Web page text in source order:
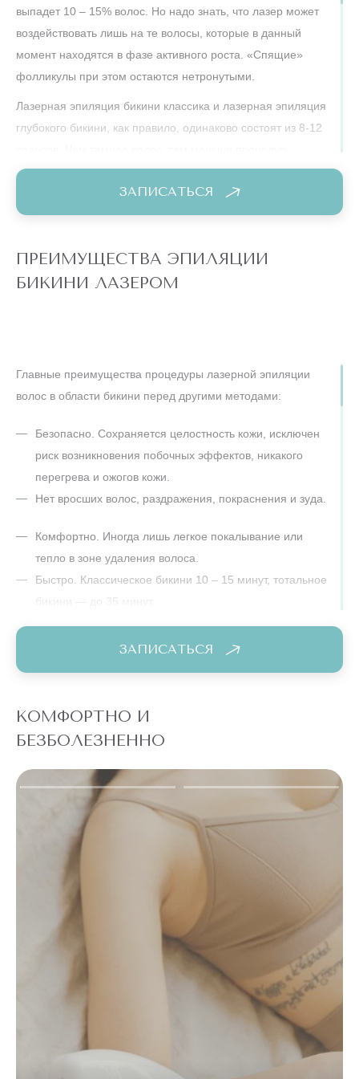
выпадет 10 – 15% волос. Но надо знать, что лазер может
воздействовать лишь на те волосы, которые в данный
момент находятся в фазе активного роста. «Спящие»
фолликулы при этом остаются нетронутыми.
Лазерная эпиляция бикини классика и лазерная эпиляция
глубокого бикини, как правило, одинаково состоят из 8-12
потребуется. Результат зависит от профессионализма
мастера и оборудования, на котором выполняется
эпиляция.Повторять процедуру рекомендуется через 4 – 6
Аппаратное удаление волос в зоне бикини на сегодняшний
день является самым безопасным и эффективным
В сети клиник “Подружки” опытные доброжелательные
специалисты сделают все, чтобы ваша процедура лазерной
ЗАПИСАТЬСЯ
ПРЕИМУЩЕСТВА ЭПИЛЯЦИИ
БИКИНИ ЛАЗЕРОМ
Главные преимущества процедуры лазерной эпиляции
волос в области бикини перед другими методами:
Безопасно. Сохраняется целостность кожи, исключен
риск возникновения побочных эффектов, никакого
перегрева и ожогов кожи.
Нет вросших волос, раздражения, покраснения и зуда.
Комфортно. Иногда лишь легкое покалывание или
тепло в зоне удаления волоса.
Быстро. Классическое бикини 10 – 15 минут, тотальное
бикини — до 35 минут.
После прохождения курса процедур и проведения
Минимум ограничений. Процедуру лазерной эпиляции
ДВА ВАРИАНТА ЛАЗЕРНОЙ ЭПИЛЯЦИИ
ЗОНЫ БИКИНИ
Лазерная эпиляция в зоне бикини направлена на удаление
волосяного покрова с областей, граничащих с интимной
зону, на которой хотите удалить волосы. Это зависит от
ваших предпочтений, желаний и моральной готовности к
Существуют два вида эпиляции бикини:
глубокое или тотальное бикини.
ЗАПИСАТЬСЯ
КОМФОРТНО И
БЕЗБОЛЕЗНЕННО